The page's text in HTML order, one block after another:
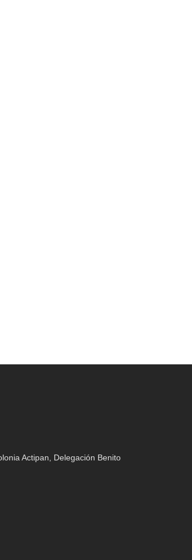
Actipan, Delegación Benito